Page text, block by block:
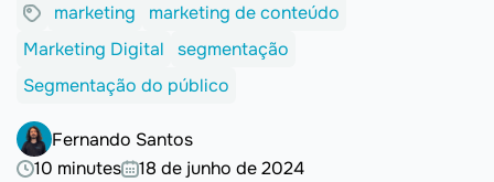
marketing
marketing de conteúdo
Marketing Digital
segmentação
Segmentação do público
Fernando Santos
10 minutes
18 de junho de 2024